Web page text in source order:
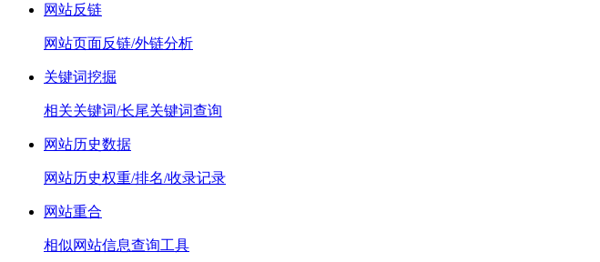
网站反链
网站页面反链/外链分析
关键词挖掘
相关关键词/长尾关键词查询
网站历史数据
网站历史权重/排名/收录记录
网站重合
相似网站信息查询工具